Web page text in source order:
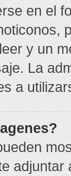
en el
y un
La
a